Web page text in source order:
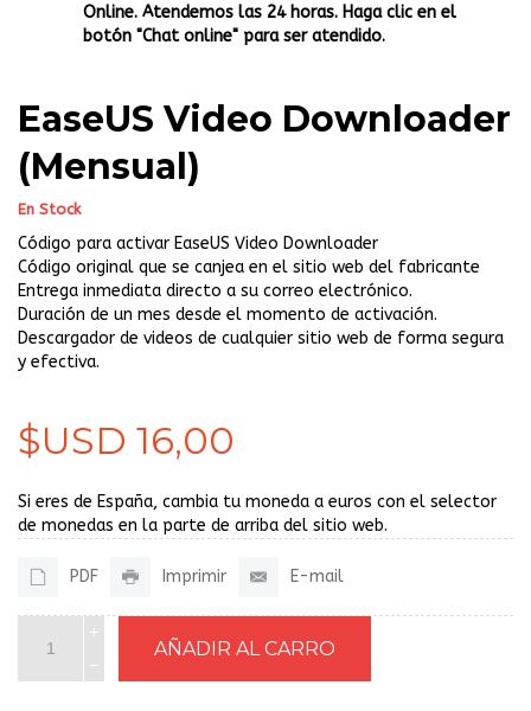
Online. Atendemos las 24 horas. Haga clic en el
botón "Chat online" para ser atendido.
EaseUS Video Downloader
(Mensual)
En Stock
Código para activar EaseUS Video Downloader
Código original que se canjea en el sitio web del fabricante
Entrega inmediata directo a su correo electrónico.
Duración de un mes desde el momento de activación.
Descargador de videos de cualquier sitio web de forma segura
y efectiva.
$USD 16,00
Si eres de España, cambia tu moneda a euros con el selector
de monedas en la parte de arriba del sitio web.
PDF Imprimir E-mail